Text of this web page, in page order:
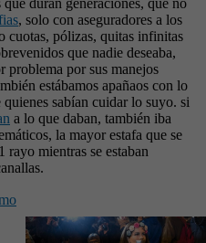
que duran generaciones, que no
, solo con aseguradores a los
cuotas, pólizas, quitas infinitas
que nadie deseaba,
problema por sus manejos
estábamos apañaos con lo
sabían cuidar lo suyo. si
a lo que daban, también iba
la mayor estafa que se
rayo mientras se estaban